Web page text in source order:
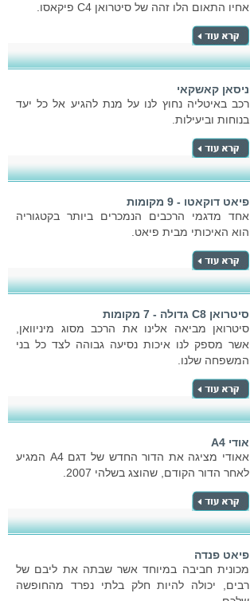
אחיו התאום הלו זהה של סיטרואן C4 פיקאסו.
ניסאן קאשקאי
רכב באיטליה נחוץ לנו על מנת להגיע אל כל יעד
בנוחות וביעילות.
פיאט דוקאטו - 9 מקומות
אחד מדגמי הרכבים הנמכרים ביותר בקטגוריה
הוא האיכותי מבית פיאט.
סיטרואן C8 גדולה - 7 מקומות
סיטרואן מביאה אלינו את הרכב מסוג מיניוואן,
אשר מספק לנו איכות נסיעה גבוהה לצד כל בני
המשפחה שלנו.
אודי A4
אאודי מציגה את הדור החדש של דגם A4 המגיע
לאחר הדור הקודם, שהוצג בשלהי 2007.
פיאט פנדה
מכונית חביבה במיוחד אשר שבתה את ליבם של
רבים, יכולה להיות חלק בלתי נפרד מהחופשה